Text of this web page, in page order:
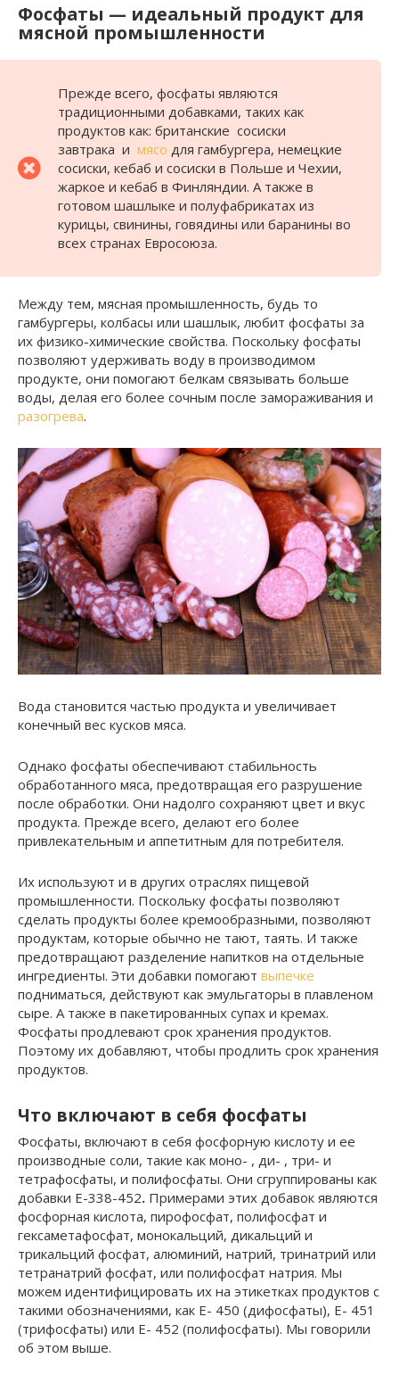
Фосфаты — идеальный продукт для
мясной промышленности
Прежде всего, фосфаты являются
традиционными добавками, таких как
продуктов как: британские сосиски
завтрака и мясо для гамбургера, немецкие
сосиски, кебаб и сосиски в Польше и Чехии,
жаркое и кебаб в Финляндии. А также в
готовом шашлыке и полуфабрикатах из
курицы, свинины, говядины или баранины во
всех странах Евросоюза.
Между тем, мясная промышленность, будь то
гамбургеры, колбасы или шашлык, любит фосфаты за
их физико-химические свойства. Поскольку фосфаты
позволяют удерживать воду в производимом
продукте, они помогают белкам связывать больше
воды, делая его более сочным после замораживания и
разогрева.
Вода становится частью продукта и увеличивает
конечный вес кусков мяса.
Однако фосфаты обеспечивают стабильность
обработанного мяса, предотвращая его разрушение
после обработки. Они надолго сохраняют цвет и вкус
продукта. Прежде всего, делают его более
привлекательным и аппетитным для потребителя.
Их используют и в других отраслях пищевой
промышленности. Поскольку фосфаты позволяют
сделать продукты более кремообразными, позволяют
продуктам, которые обычно не тают, таять. И также
предотвращают разделение напитков на отдельные
ингредиенты. Эти добавки помогают выпечке
подниматься, действуют как эмульгаторы в плавленом
сыре. А также в пакетированных супах и кремах.
Фосфаты продлевают срок хранения продуктов.
Поэтому их добавляют, чтобы продлить срок хранения
продуктов.
Что включают в себя фосфаты
Фосфаты, включают в себя фосфорную кислоту и ее
производные соли, такие как моно- , ди- , три- и
тетрафосфаты, и полифосфаты. Они сгруппированы как
добавки E-338-452. Примерами этих добавок являются
фосфорная кислота, пирофосфат, полифосфат и
гексаметафосфат, монокальций, дикальций и
трикальций фосфат, алюминий, натрий, тринатрий или
тетранатрий фосфат, или полифосфат натрия. Мы
можем идентифицировать их на этикетках продуктов с
такими обозначениями, как E- 450 (дифосфаты), E- 451
(трифосфаты) или E- 452 (полифосфаты). Мы говорили
об этом выше.